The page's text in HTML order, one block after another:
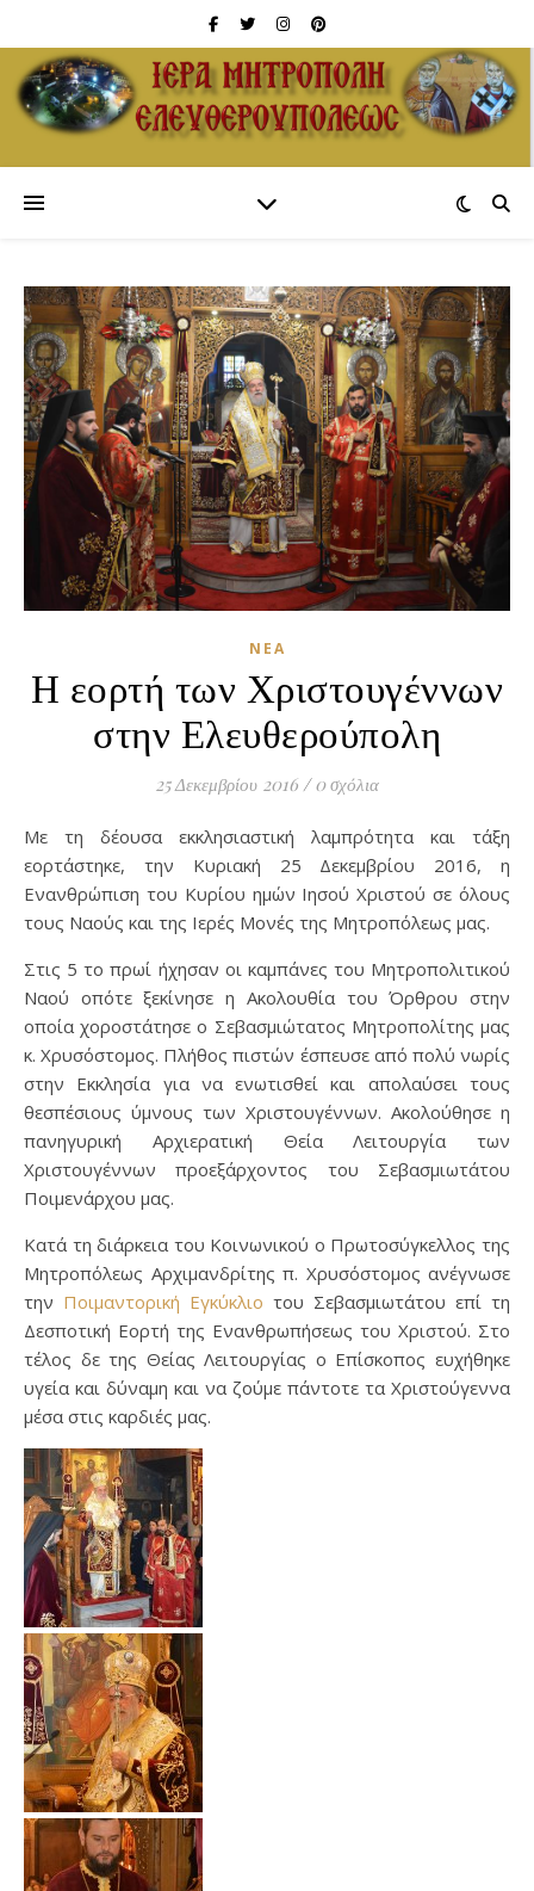
ΝΈΑ
Η εορτή των Χριστουγέννων
στην Ελευθερούπολη
25 Δεκεμβρίου 2016 / 0 σχόλια
Με τη δέουσα εκκλησιαστική λαμπρότητα και τάξη
εορτάστηκε, την Κυριακή 25 Δεκεμβρίου 2016, η
Ενανθρώπιση του Κυρίου ημών Ιησού Χριστού σε όλους
τους Ναούς και της Ιερές Μονές της Μητροπόλεως μας.
Στις 5 το πρωί ήχησαν οι καμπάνες του Μητροπολιτικού
Ναού οπότε ξεκίνησε η Ακολουθία του Όρθρου στην
οποία χοροστάτησε ο Σεβασμιώτατος Μητροπολίτης μας
κ. Χρυσόστομος. Πλήθος πιστών έσπευσε από πολύ νωρίς
στην Εκκλησία για να ενωτισθεί και απολαύσει τους
θεσπέσιους ύμνους των Χριστουγέννων. Ακολούθησε η
πανηγυρική Αρχιερατική Θεία Λειτουργία των
Χριστουγέννων προεξάρχοντος του Σεβασμιωτάτου
Ποιμενάρχου μας.
Κατά τη διάρκεια του Κοινωνικού ο Πρωτοσύγκελλος της
Μητροπόλεως Αρχιμανδρίτης π. Χρυσόστομος ανέγνωσε
την Ποιμαντορική Εγκύκλιο του Σεβασμιωτάτου επί τη
Δεσποτική Εορτή της Ενανθρωπήσεως του Χριστού. Στο
τέλος δε της Θείας Λειτουργίας ο Επίσκοπος ευχήθηκε
υγεία και δύναμη και να ζούμε πάντοτε τα Χριστούγεννα
μέσα στις καρδιές μας.